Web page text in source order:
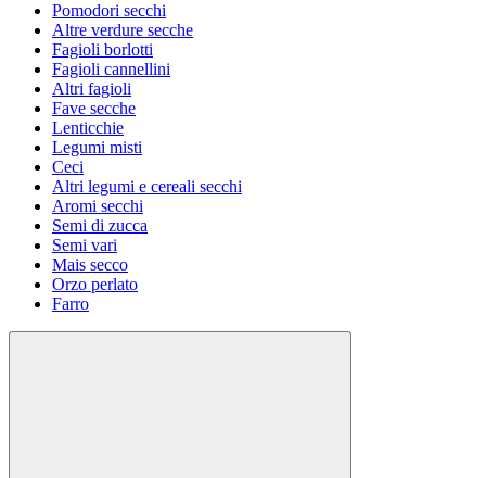
Pomodori secchi
Altre verdure secche
Fagioli borlotti
Fagioli cannellini
Altri fagioli
Fave secche
Lenticchie
Legumi misti
Ceci
Altri legumi e cereali secchi
Aromi secchi
Semi di zucca
Semi vari
Mais secco
Orzo perlato
Farro